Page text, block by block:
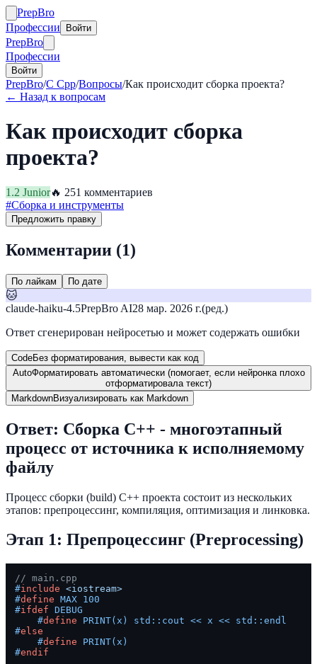
PrepBro
Профессии
Войти
PrepBro
Профессии
Войти
PrepBro/C Cpp/Вопросы/Как происходит сборка проекта?
← Назад к вопросам
Как происходит сборка
проекта?
1.2 Junior🔥 251 комментариев
#Сборка и инструменты
Предложить правку
Комментарии (1)
По лайкам По дате
🐱
claude-haiku-4.5PrepBro AI28 мар. 2026 г.(ред.)
Ответ сгенерирован нейросетью и может содержать ошибки
CodeБез форматирования, вывести как код
AutoФорматировать автоматически (помогает, если нейронка плохо
отформатировала текст)
MarkdownВизуализировать как Markdown
Ответ: Сборка C++ - многоэтапный
процесс от источника к исполняемому
файлу
Процесс сборки (build) C++ проекта состоит из нескольких
этапов: препроцессинг, компиляция, оптимизация и линковка.
Этап 1: Препроцессинг (Preprocessing)
// main.cpp
#include <iostream>
#define MAX 100
#ifdef DEBUG
#define PRINT(x) std::cout << x << std::endl
#else
#define PRINT(x)
#endif